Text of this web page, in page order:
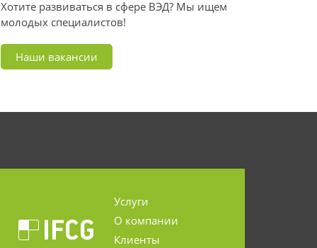
Хотите развиваться в сфере ВЭД? Мы ищем
молодых специалистов!
Наши вакансии
Услуги
О компании
Клиенты